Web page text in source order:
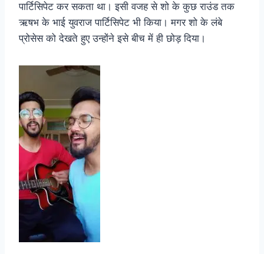
पार्टिसिपेट कर सकता था। इसी वजह से शो के कुछ राउंड तक
ऋषभ के भाई युवराज पार्टिसिपेट भी किया। मगर शो के लंबे
प्रोसेस को देखते हुए उन्होंने इसे बीच में ही छोड़ दिया।